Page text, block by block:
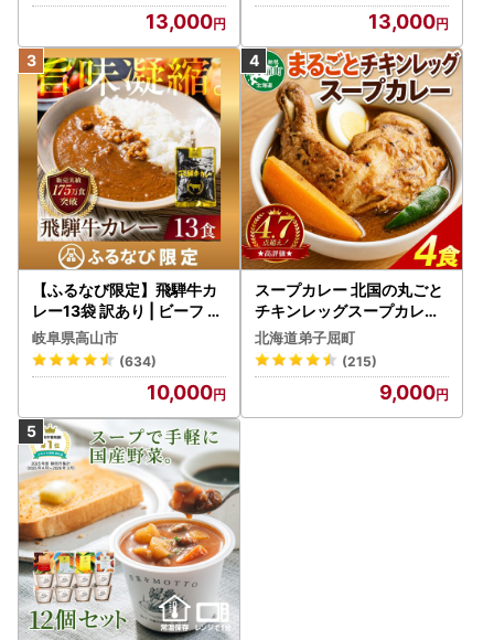
13,000 13,000
【ふるなび限定】飛騨牛カ
レー13袋 訳あり | ビーフ レ
トルト 訳あり DC006-CP
01 FN-Limited-VO
岐阜県高山市
(634)
10,000
スープカレー 北国の丸ごと
チキンレッグスープカレー
4個 3739
北海道弟子屈町
(215)
9,000